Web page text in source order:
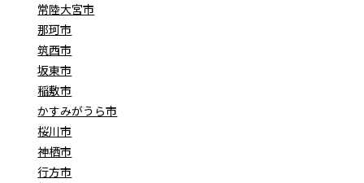
常陸大宮市
那珂市
筑西市
坂東市
稲敷市
かすみがうら市
桜川市
神栖市
行方市